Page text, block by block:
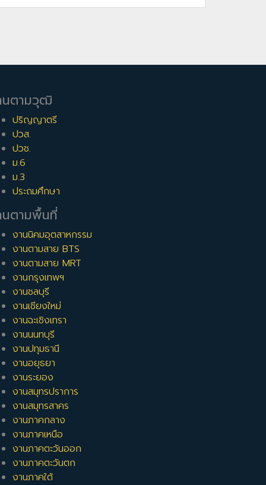
นตามวุฒิ
ปริญญาตรี
ปวส.
ปวช.
ม.6
ม.3
ประถมศึกษา
นตามพื้นที่
งานนิคมอุตสาหกรรม
งานตามสาย BTS
งานตามสาย MRT
งานกรุงเทพฯ
งานชลบุรี
งานเชียงใหม่
งานฉะเชิงเทรา
งานนนทบุรี
งานปทุมธานี
งานอยุธยา
งานระยอง
งานสมุทรปราการ
งานสมุทรสาคร
งานภาคกลาง
งานภาคเหนือ
งานภาคตะวันออก
งานภาคตะวันตก
งานภาคใต้